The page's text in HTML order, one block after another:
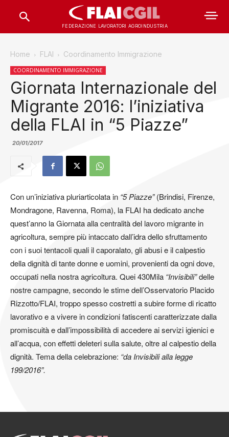
FEDERAZIONE LAVORATORI AGROINDUSTRIA
Home FLAI Coordinamento Immigrazione
COORDINAMENTO IMMIGRAZIONE
Giornata Internazionale del
Migrante 2016: l’iniziativa
della FLAI in “5 Piazze”
20/01/2017
Con un’iniziativa pluriarticolata in “5 Piazze”(Brindisi, Firenze,
Mondragone, Ravenna, Roma), la FLAI ha dedicato anche
quest’anno la Giornata alla centralità del lavoro migrante in
agricoltura, sempre più intaccato dall’idra dello sfruttamento
con i suoi tentacoli quali il caporalato, gli abusi e il calpestio
della dignità di tante donne e uomini, provenienti da ogni dove,
occupati nella nostra agricoltura. Quei 430Mila “Invisibili”delle
nostre campagne, secondo le stime dell’Osservatorio Placido
Rizzotto/FLAI, troppo spesso costretti a subire forme di ricatto
lavorativo e a vivere in condizioni fatiscenti caratterizzate dalla
promiscuità e dall’impossibilità di accedere ai servizi igienici e
all’acqua, con effetti deleteri sulla salute, oltre al calpestio della
dignità. Tema della celebrazione: “da Invisibili alla legge
199/2016”.